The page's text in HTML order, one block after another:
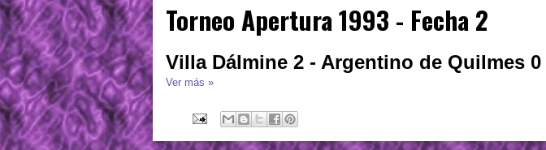
Torneo Apertura 1993 - Fecha 2
Villa Dálmine 2 - Argentino de Quilmes 0
Ver más »